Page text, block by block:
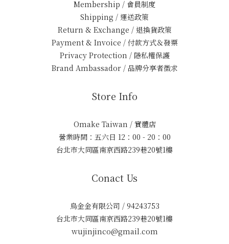
Membership / 會員制度
Shipping / 運送政策
Return & Exchange / 退換貨政策
Payment & Invoice / 付款方式＆發票
Privacy Protection / 隱私權保護
Brand Ambassador / 品牌分享者徵求
Store Info
Omake Taiwan / 實體店
營業時間：五六日 12：00 - 20：00
台北市大同區南京西路239巷20號1樓
Conact Us
烏金金有限公司 / 94243753
台北市大同區南京西路239巷20號1樓
wujinjinco@gmail.com